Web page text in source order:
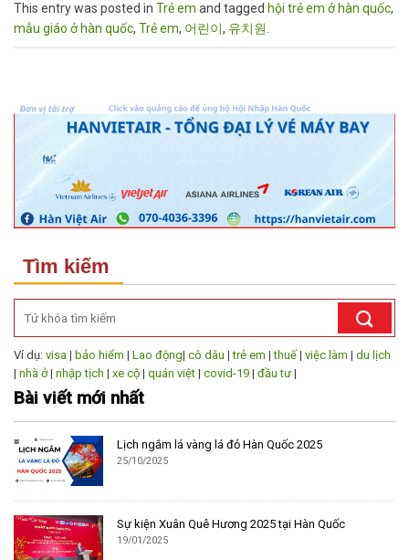
This entry was posted in Trẻ em and tagged hội trẻ em ở hàn quốc,
mẫu giáo ở hàn quốc, Trẻ em, 어린이, 유치원.
Tìm kiếm
Ví dụ: visa | bảo hiểm | Lao động| cô dâu |trẻ em |thuế | việc làm | du lịch
| nhà ở| nhập tịch | xe cộ | quán việt | covid-19 | đầu tư |
Bài viết mới nhất
Lịch ngắm lá vàng lá đỏ Hàn Quốc 2025
25/10/2025
Sự kiện Xuân Quê Hương 2025 tại Hàn Quốc
19/01/2025